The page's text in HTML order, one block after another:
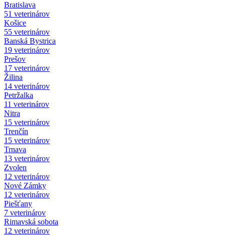
Bratislava
51 veterinárov
Košice
55 veterinárov
Banská Bystrica
19 veterinárov
Prešov
17 veterinárov
Žilina
14 veterinárov
Petržalka
11 veterinárov
Nitra
15 veterinárov
Trenčín
15 veterinárov
Trnava
13 veterinárov
Zvolen
12 veterinárov
Nové Zámky
12 veterinárov
Piešťany
7 veterinárov
Rimavská sobota
12 veterinárov